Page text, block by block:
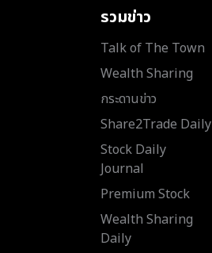
รวมข่าว
Talk of The Town
Wealth Sharing
กระดานข่าว
Share2Trade Daily
Stock Daily
Journal
Premium Stock
Wealth Sharing
Daily